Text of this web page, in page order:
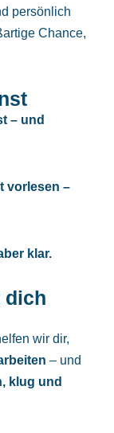
persönlich
Chance,
– und
vorlesen –
klar.
dich
wir dir,
– und
klug und